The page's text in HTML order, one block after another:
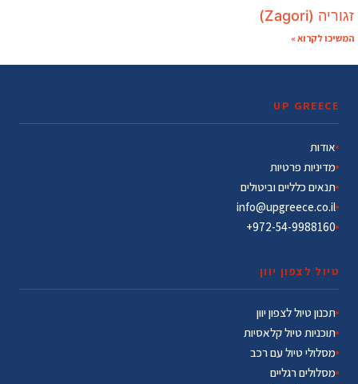
זגוריה (Zagori)
המשיכו לקרוא »
UP GREECE
אודות
מדיניות פרטיות
תנאים כלליים וביטולים
info@upgreece.co.il
972-54-9988160+
טיול לצפון יוון
תכנון טיול לצפון יוון
תוכניות טיול קלאסיות
מסלולי טיול עם רכב
מסלולים רגליים